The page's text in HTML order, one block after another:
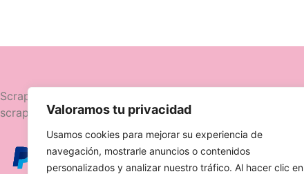
Valoramos tu privacidad
Usamos cookies para mejorar su experiencia de
navegación, mostrarle anuncios o contenidos
personalizados y analizar nuestro tráfico. Al hacer clic en
Scrapttina, tienda especializada en
scrapbooking.
Ofertas
Caja Viajera